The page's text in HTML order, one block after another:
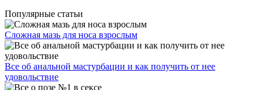
Популярные статьи
Сложная мазь для носа взрослым
Все об анальной мастурбации и как получить от нее
удовольствие